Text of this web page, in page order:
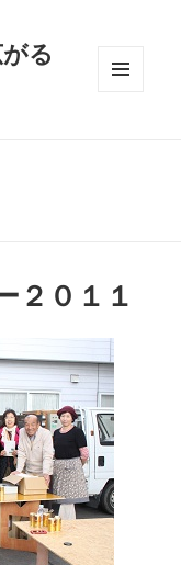
る
２０１１